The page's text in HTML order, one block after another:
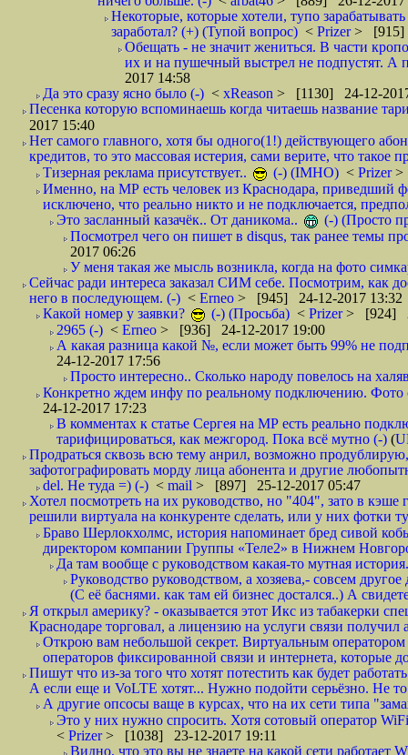
Некоторые, которые хотели, тупо
заработал? (+) (Тупой вопрос) < Prizer> [915]
Обещать - не значит жениться. В части
их и на пушечный выстрел не подпустят. А
2017 14:58
Да это сразу ясно было (-) < xReason > [1130] 24-12-
Песенка которую вспоминаешь когда читаешь название
2017 15:40
Нет самого главного, хотя бы одного(1!) действующего
кредитов, то это массовая истерия, сами верите, что такое
Тизерная реклама присутствует..
(-) (IMHO) < Prizer>
Именно, на МР есть человек из Краснодара, приведший
исключено, что реально никто и не подключается,
Это засланный казачёк.. От даникома..
(-) (Просто
Посмотрел чего он пишет в disqus, так ранее темы
2017 06:26
У меня такая же мысль возникла, когда на фото
Сейчас ради интереса заказал СИМ себе. Посмотрим, как
него в последующем. (-) < Erneo > [945] 24-12-2017 13:32
Какой номер у заявки?
(-) (Просьба) < Prizer> [924]
2965 (-) < Erneo > [936] 24-12-2017 19:00
А какая разница какой №, если может быть 99% не
24-12-2017 17:56
Просто интересно.. Сколько народу повелось на
Конкретно ждем инфу по реальному подключению. Фото
24-12-2017 17:23
В комментах к статье Сергея на МР есть реально
тарифицироваться, как межгород. Пока всё мутно (-) (
Продраться сквозь всю тему анрил, возможно
зафотографировать морду лица абонента и другие
del. Не туда =) (-) < mail > [897] 25-12-2017 05:47
Хотел посмотреть на их руководство, но "404", зато в
решили виртуала на конкуренте сделать, или у них фотки
Браво Шерлокхолмс, история напоминает бред сивой
директором компании Группы «Теле2» в Нижнем
Да там вообще с руководством какая-то мутная
Руководство руководством, а хозяева,- совсем
(С её баснями. как там ей бизнес достался..) А
Я открыл америку? - оказывается этот Икс из табакерки
Краснодаре торговал, а лицензию на услуги связи получил
Открою вам небольшой секрет. Виртуальным оператором
операторов фиксированной связи и интернета, которые
Пишут что из-за того что хотят потестить как будет
А если еще и VoLTE хотят... Нужно подойти серьёзно. Не
А другие опсосы ваще в курсах, что на их сети типа
Это у них нужно спросить. Хотя сотовый оператор
< Prizer> [1038] 23-12-2017 19:11
Видно, что это вы не знаете на какой сети